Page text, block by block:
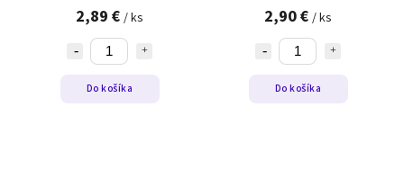
2,89 € / ks
Do košíka
2,90 € / ks
Do košíka